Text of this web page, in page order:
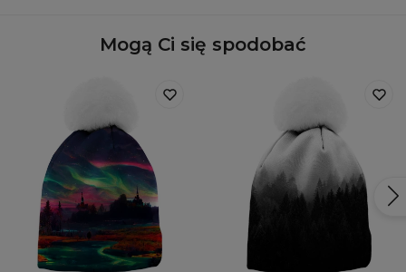
Mogą Ci się spodobać